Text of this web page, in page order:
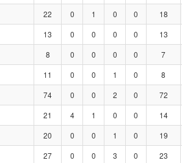
22 0 1 0 0 18
13 0 0 0 0 13
8 0 0 0 0 7
11 0 0 1 0 8
74 0 0 2 0 72
21 4 1 0 0 14
20 0 0 1 0 19
27 0 0 3 0 23